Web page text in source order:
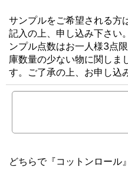
サンプルをご希望される方
記入の上、申し込み下さい
ンプル点数はお一人様3点
庫数量の少ない物に関しま
す。ご了承の上、お申し込
どちらで『コットンロール